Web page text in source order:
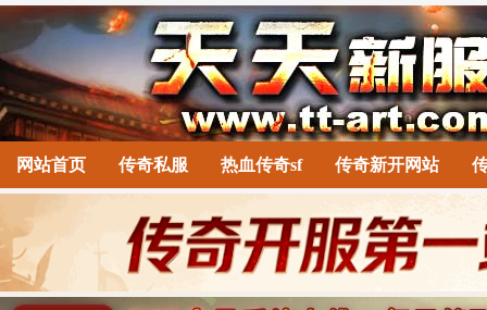
网站首页 传奇私服 热血传奇sf 传奇新开网站